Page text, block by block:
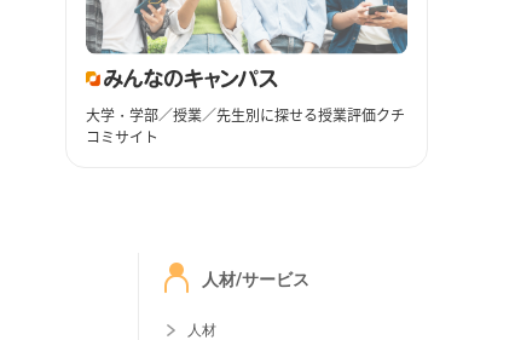
大学・学部／授業／先生別に探せる授業評価クチ
コミサイト
人材/サービス
人材